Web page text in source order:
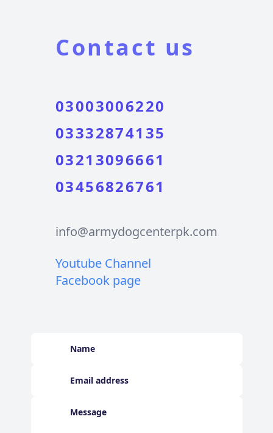
Contact us
03003006220
03332874135
03213096661
03456826761
info@armydogcenterpk.com
Youtube Channel
Facebook page